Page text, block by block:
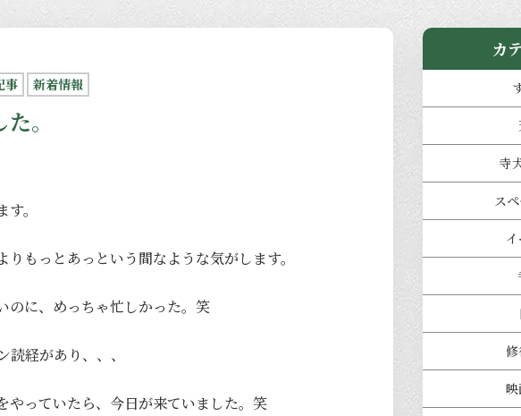
事 新着情報
。
。
もっとあっという間なような気がします。
のに、めっちゃ忙しかった。笑
経があり、、、
やっていたら、今日が来ていました。笑
カ
寺
ス